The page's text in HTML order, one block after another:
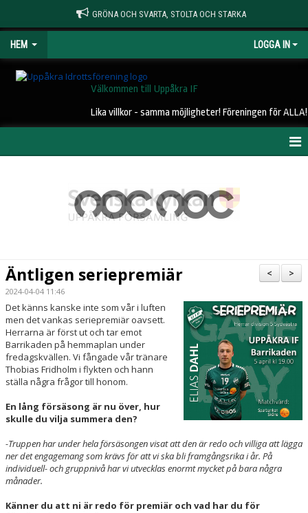
GRÖNA OCH SVARTA, STOLTA OCH STARKA
HEM LOGGA IN
Välkommen till Uppåkra IF
Lika villkor - samma möjligheter! Föreningen för ALLA!
STYRELSE
LEDARE
KALENDER
MATCHER
DOKUMENT
KLUBBSHOP
ARR-/ EVENEMANG
>
<
Äntligen seriepremiär
2024-04-04 11:46
Det känns kanske inte som vår i luften
men det vankas seriepremiär oavsett.
Herrarna är först ut och tar emot
Barrikaden på hemmaplan under
fredagskvällen. Vi fångade vår tränare
Thobias Fridholm i flykten och hann
ställa några frågor till honom.
En lång försäsong är nu över, hur
skulle du vilja summera den?
-Truppen har under hela försäsongen visat att den är redo och villiga att lägga
ner det engagemang som krävs för att vi ska bli framgångsrika i år. På
individuell- och gruppnivå har vi utvecklas enormt mycket på bara några
månader.
Känner du att ni är redo för premiär och vad har du för